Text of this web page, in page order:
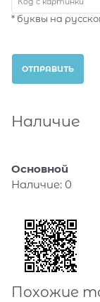
* буквы на
Наличие
Основной
Наличие: 0
Похожие